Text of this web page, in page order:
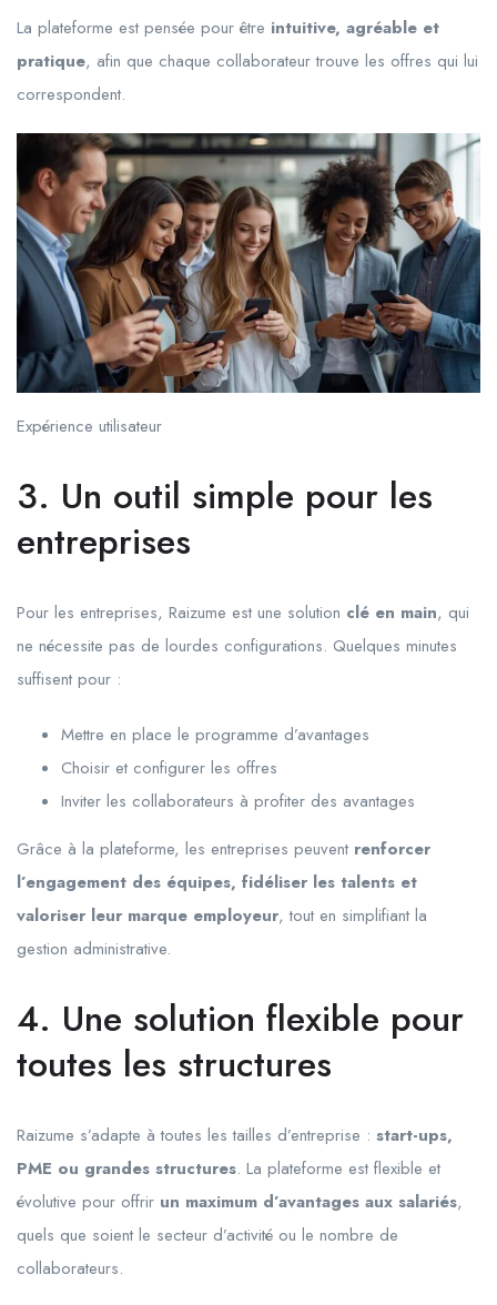
La plateforme est pensée pour être intuitive, agréable et
pratique, afin que chaque collaborateur trouve les offres qui lui
correspondent.
Expérience utilisateur
3. Un outil simple pour les
entreprises
Pour les entreprises, Raizume est une solution clé en main, qui
ne nécessite pas de lourdes configurations. Quelques minutes
suffisent pour :
Mettre en place le programme d’avantages
Choisir et configurer les offres
Inviter les collaborateurs à profiter des avantages
Grâce à la plateforme, les entreprises peuvent renforcer
l’engagement des équipes, fidéliser les talents et
valoriser leur marque employeur, tout en simplifiant la
gestion administrative.
4. Une solution flexible pour
toutes les structures
Raizume s’adapte à toutes les tailles d’entreprise : start-ups,
PME ou grandes structures. La plateforme est flexible et
évolutive pour offrir un maximum d’avantages aux salariés,
quels que soient le secteur d’activité ou le nombre de
collaborateurs.